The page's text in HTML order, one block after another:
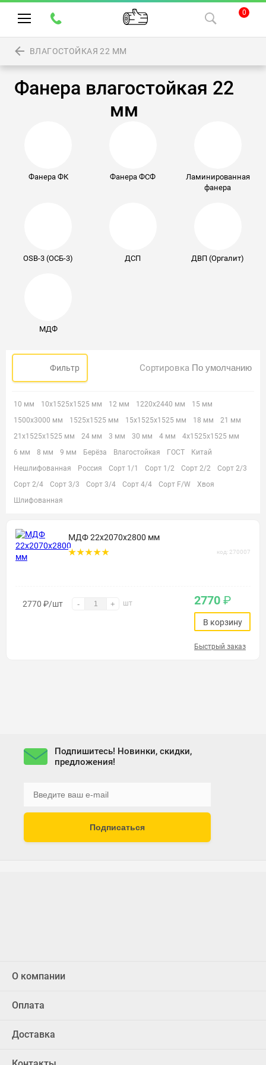
0
ВЛАГОСТОЙКАЯ 22 ММ
Фанера влагостойкая 22
мм
Фанера ФК Фанера ФСФ
Ламинированная
фанера
OSB-3 (ОСБ-3) ДСП ДВП (Оргалит)
МДФ
Фильтр Сортировка
10 мм 10х1525х1525 мм 12 мм 1220х2440 мм
15 мм
1500х3000 мм
1525х1525 мм 15х1525х1525 мм 18 мм
21 мм
21х1525х1525 мм
24 мм 3 мм 30 мм 4 мм
4х1525х1525 мм
6 мм
8 мм 9 мм Берёза Влагостойкая ГОСТ
Китай
Нешлифованная
Россия Сорт 1/1 Сорт 1/2 Сорт 2/2
Сорт 2/3
Сорт 2/4
Сорт 3/3 Сорт 3/4 Сорт 4/4 Сорт F/W
Хвоя
Шлифованная
МДФ 22х2070х2800 мм
код: 270007
2770 ₽/шт - + шт 2770 ₽
В корзину
Быстрый заказ
Подпишитесь! Новинки, скидки,
предложения!
Подписаться
О компании
Оплата
Доставка